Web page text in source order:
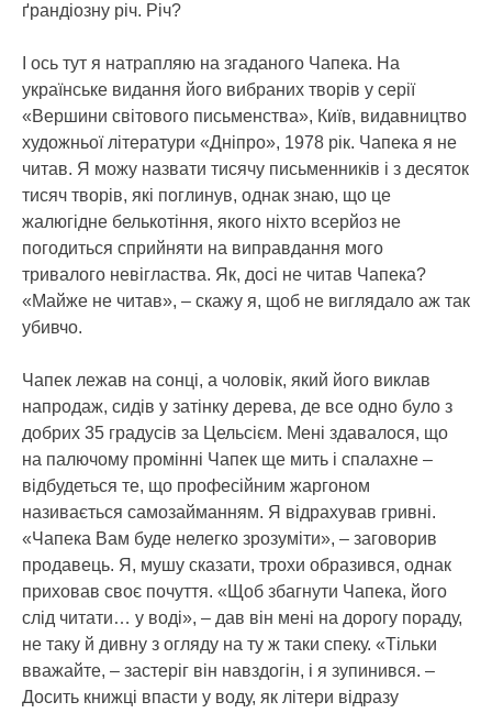
ґрандіозну річ. Річ?
І ось тут я натрапляю на згаданого Чапека. На
українське видання його вибраних творів у серії
«Вершини світового письменства», Київ, видавництво
художньої літератури «Дніпро», 1978 рік. Чапека я не
читав. Я можу назвати тисячу письменників і з десяток
тисяч творів, які поглинув, однак знаю, що це
жалюгідне белькотіння, якого ніхто всерйоз не
погодиться сприйняти на виправдання мого
тривалого невігластва. Як, досі не читав Чапека?
«Майже не читав», – скажу я, щоб не виглядало аж так
убивчо.
Чапек лежав на сонці, а чоловік, який його виклав
напродаж, сидів у затінку дерева, де все одно було з
добрих 35 градусів за Цельсієм. Мені здавалося, що
на палючому промінні Чапек ще мить і спалахне –
відбудеться те, що професійним жаргоном
називається самозайманням. Я відрахував гривні.
«Чапека Вам буде нелегко зрозуміти», – заговорив
продавець. Я, мушу сказати, трохи образився, однак
приховав своє почуття. «Щоб збагнути Чапека, його
слід читати… у воді», – дав він мені на дорогу пораду,
не таку й дивну з огляду на ту ж таки спеку. «Тільки
вважайте, – застеріг він навздогін, і я зупинився. –
Досить книжці впасти у воду, як літери відразу